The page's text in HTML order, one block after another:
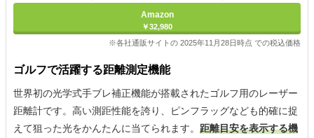
Amazon
￥32,980
※各社通販サイトの 2025年11月28日時点 での税込価格
ゴルフで活躍する距離測定機能
世界初の光学式手ブレ補正機能が搭載されたゴルフ用のレーザー
距離計です。高い測距性能を誇り、ピンフラッグなども的確に捉
えて狙った光をかんたんに当てられます。 距離目安を表示する機